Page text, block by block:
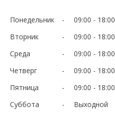
Понедельник 09:00
18:00
Вторник
09:00
18:00
Среда
09:00
18:00
Четверг
09:00
18:00
Пятница
09:00
18:00
Суббота
Выходной